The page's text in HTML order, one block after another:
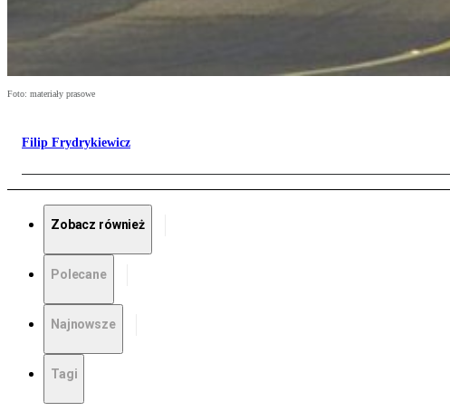
Foto: materiały prasowe
Filip Frydrykiewicz
Zobacz również
Polecane
Najnowsze
Tagi